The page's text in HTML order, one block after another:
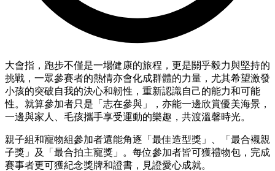
大會指，跑步不僅是一場健康的旅程，更是關乎毅力與堅持的
挑戰，一眾參賽者的熱情亦會化成群體的力量，尤其希望激發
小孩的突破自我的決心和韌性，重新認識自己的能力和可能
性。就算參加者只是「志在參與」，亦能一邊欣賞優美海景，
一邊與家人、毛孩攜手享受運動的樂趣，共渡溫馨時光。
親子組和寵物組參加者還能角逐「最佳造型獎」、「最合襯親
子獎」及「最合拍主寵獎」。每位參加者皆可獲禮物包，完成
賽事者更可獲紀念獎牌和證書，見證愛心成就。